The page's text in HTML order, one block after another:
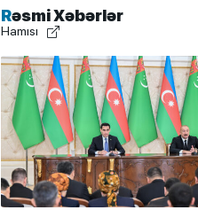
Rəsmi Xəbərlər
Hamısı